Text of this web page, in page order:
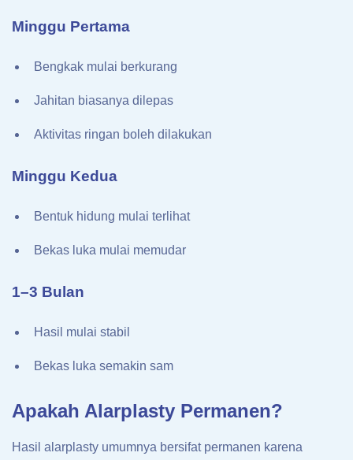
Minggu Pertama
Bengkak mulai berkurang
Jahitan biasanya dilepas
Aktivitas ringan boleh dilakukan
Minggu Kedua
Bentuk hidung mulai terlihat
Bekas luka mulai memudar
1–3 Bulan
Hasil mulai stabil
Bekas luka semakin sam
Apakah Alarplasty Permanen?
Hasil alarplasty umumnya bersifat permanen karena